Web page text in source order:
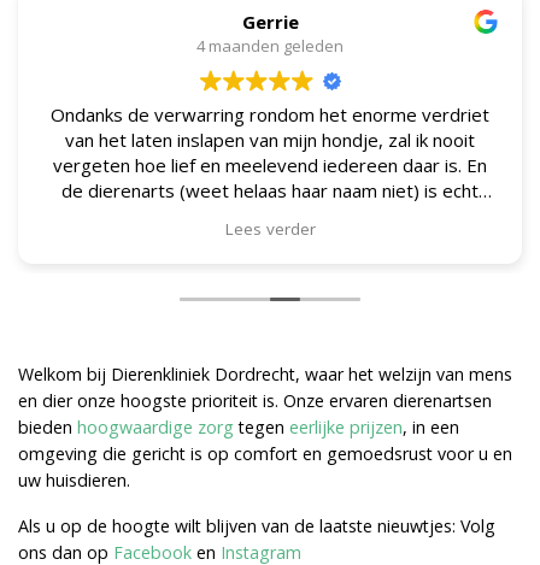
Gerrie
4 maanden geleden
Ondanks de verwarring rondom het enorme verdriet
van het laten inslapen van mijn hondje, zal ik nooit
vergeten hoe lief en meelevend iedereen daar is. En
de dierenarts (weet helaas haar naam niet) is echt
Lees verder
Welkom bij Dierenkliniek Dordrecht, waar het welzijn van mens
en dier onze hoogste prioriteit is. Onze ervaren dierenartsen
bieden hoogwaardige zorg tegen eerlijke prijzen, in een
omgeving die gericht is op comfort en gemoedsrust voor u en
uw huisdieren.
Als u op de hoogte wilt blijven van de laatste nieuwtjes: Volg
ons dan op Facebook en Instagram